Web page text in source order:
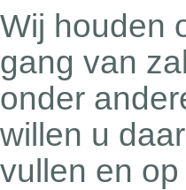
Wij houden
gang van
onder
willen u
vullen en